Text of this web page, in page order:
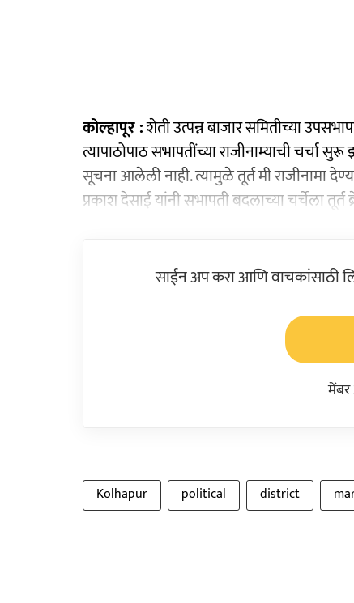
कोल्हापूर :शेती उत्पन्न बाजार समितीच्या
त्यापाठोपाठ सभापतींच्या राजीनाम्याची चर्चा
सूचना आलेली नाही. त्यामुळे तूर्त मी राजीनामा
प्रकाश देसाई यांनी सभापती बदलाच्या चर्चेला
साईन अप करा आणि वाचकांसाठी
Kolhapur political district